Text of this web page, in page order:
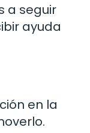
a seguir
ayuda
en la